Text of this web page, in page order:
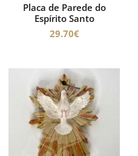
Placa de Parede do
Espírito Santo
29.70€